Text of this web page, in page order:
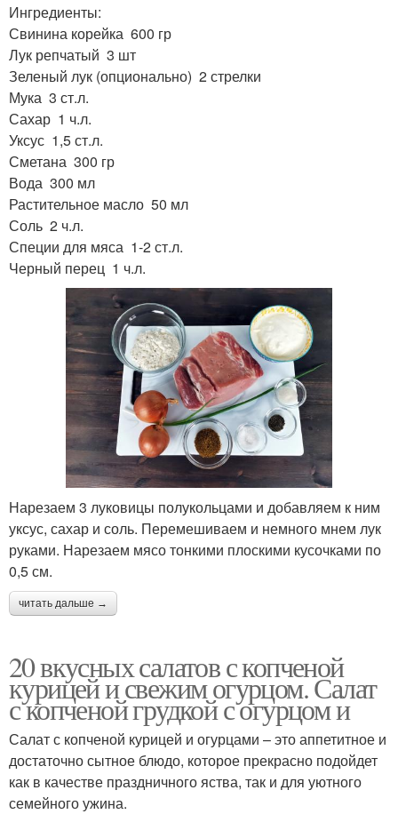
Ингредиенты:
Свинина корейка 600 гр
Лук репчатый 3 шт
Зеленый лук (опционально) 2 стрелки
Мука 3 ст.л.
Сахар 1 ч.л.
Уксус 1,5 ст.л.
Сметана 300 гр
Вода 300 мл
Растительное масло 50 мл
Соль 2 ч.л.
Специи для мяса 1-2 ст.л.
Черный перец 1 ч.л.
Нарезаем 3 луковицы полукольцами и добавляем к ним
уксус, сахар и соль. Перемешиваем и немного мнем лук
руками. Нарезаем мясо тонкими плоскими кусочками по
0,5 см.
читать дальше →
20 вкусных салатов с копченой
курицей и свежим огурцом. Салат
с копченой грудкой с огурцом и
Салат с копченой курицей и огурцами – это аппетитное и
достаточно сытное блюдо, которое прекрасно подойдет
как в качестве праздничного яства, так и для уютного
семейного ужина.